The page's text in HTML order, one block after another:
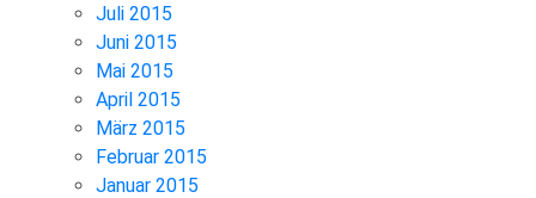
Juli 2015
Juni 2015
Mai 2015
April 2015
März 2015
Februar 2015
Januar 2015